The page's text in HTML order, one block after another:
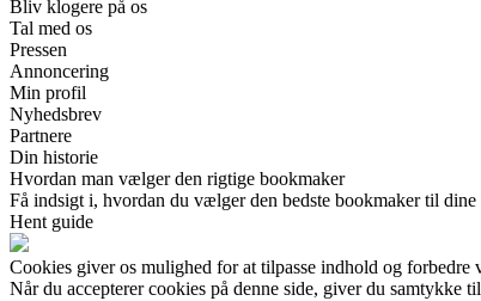
Bliv klogere på os
Tal med os
Pressen
Annoncering
Min profil
Nyhedsbrev
Partnere
Din historie
Hvordan man vælger den rigtige bookmaker
Få indsigt i, hvordan du vælger den bedste bookmaker til
Hent guide
Cookies giver os mulighed for at tilpasse indhold og forbedre
Når du accepterer cookies på denne side, giver du samtykke